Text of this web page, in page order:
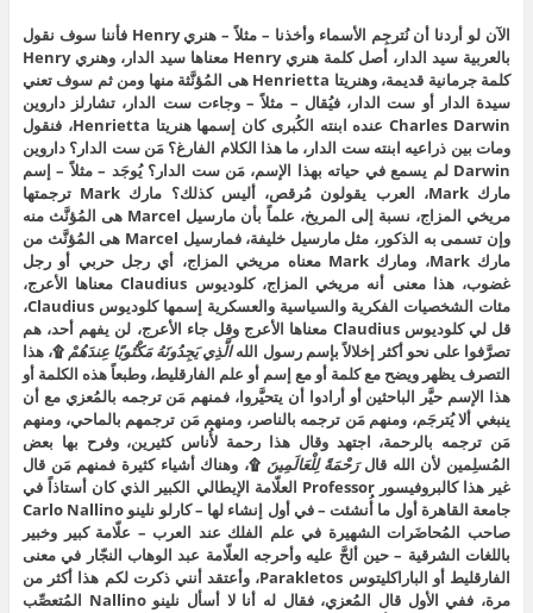
الآن لو أردنا أن نُترجِم الأسماء وأخذنا – مثلاً – هنري Henry فأننا سوف نقول
بالعربية سيد الدار، أصل كلمة هنري Henry معناها سيد الدار، وهنري Henry
كلمة جرمانية قديمة، وهنريتا Henrietta هى المُؤنَّثة منها ومن ثم سوف تعني
سيدة الدار أو ست الدار، فيُقال – مثلاً – وجاءت ست الدار، تشارلز داروين
Charles Darwin عنده ابنته الكُبرى كان إسمها هنريتا Henrietta، فنقول
ومات بين ذراعيه ابنته ست الدار، ما هذا الكلام الفارغ؟ مَن ست الدار؟ داروين
Darwin لم يسمع في حياته بهذا الإسم، مَن ست الدار؟ يُوجَد – مثلاً – إسم
مارك Mark، العرب يقولون مُرقص، أليس كذلك؟ مارك Mark ترجمتها
مريخي المزاج، نسبة إلى المريخ، علماً بأن مارسيل Marcel هى المُؤنَّث منه
وإن تسمى به الذكور، مثل مارسيل خليفة، فمارسيل Marcel هى المُؤنَّث من
مارك Mark، ومارك Mark معناه مريخي المزاج، أي رجل حربي أو رجل
غضوب، هذا معنى أنه مريخي المزاج، كلوديوس Claudius معناها الأعرج،
مئات الشخصيات الفكرية والسياسية والعسكرية إسمها كلوديوس Claudius،
قل لي كلوديوس Claudius معناها الأعرج وقل جاء الأعرج، لن يفهم أحد، هم
تصرَّفوا على نحو أكثر إخلالاً بإسم رسول اللهالَّذِي يَجِدُونَهُ مَكْتُوبًا عِندَهُمْ ۩، هذا
التصرف يظهر ويضح مع كلمة أو مع إسم أو علم الفارقليط، وطبعاً هذه الكلمة أو
هذا الإسم حيَّر الباحثين أو أرادوا أن يتحيَّروا، فمنهم مَن ترجمه بالمُعزي مع أن
ينبغي ألا يُترجَم، ومنهم مَن ترجمه بالناصر، ومنهم مَن ترجمهم بالماحي، ومنهم
مَن ترجمه بالرحمة، اجتهد وقال هذا رحمة لأُناس كثيرين، وفرح بها بعض
المُسلِمين لأن الله قالرَحْمَةً لِلْعَالَمِينَ ۩، وهناك أشياء كثيرة فمنهم مَن قال
غير هذا كالبروفيسور Professor العلّامة الإيطالي الكبير الذي كان أستاذاً في
جامعة القاهرة أول ما أُنشئت – في أول إنشاء لها – كارلو نلينو Carlo Nallino
صاحب المُحاضَرات الشهيرة في علم الفلك عند العرب – علّامة كبير وخبير
باللغات الشرقية – حين ألحَّ عليه وأحرجه العلّامة عبد الوهاب النجّار في معنى
الفارقليط أو الباراكليتوس Parakletos، وأعتقد أنني ذكرت لكم هذا أكثر من
مرة، ففي الأول قال المُعزي، فقال له أنا لا أسأل نلينو Nallino المُتعصِّب